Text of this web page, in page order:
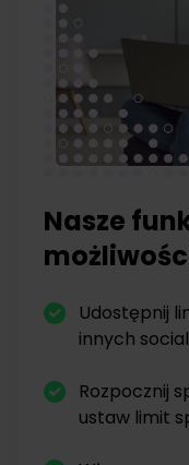
Nasze
Udostępnij
innych
Rozpocznij
ustaw limit